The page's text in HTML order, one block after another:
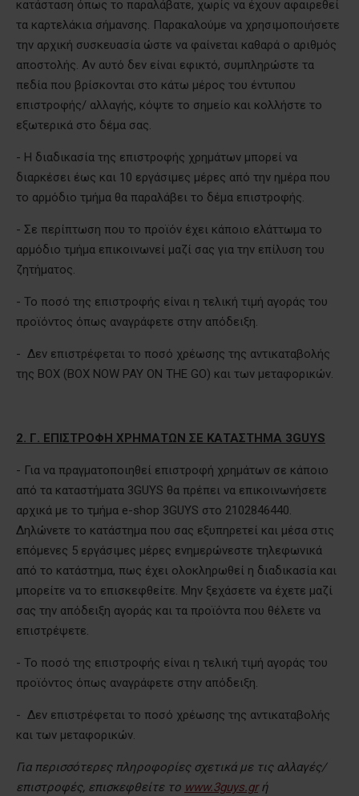
κατάσταση όπως το παραλάβατε, χωρίς να έχουν αφαιρεθεί
τα καρτελάκια σήμανσης. Παρακαλούμε να χρησιμοποιήσετε
την αρχική συσκευασία ώστε να φαίνεται καθαρά ο αριθμός
αποστολής. Αν αυτό δεν είναι εφικτό, συμπληρώστε τα
πεδία που βρίσκονται στο κάτω μέρος του έντυπου
επιστροφής/ αλλαγής, κόψτε το σημείο και κολλήστε το
εξωτερικά στο δέμα σας.
- Η διαδικασία της επιστροφής χρημάτων μπορεί να
διαρκέσει έως και 10 εργάσιμες μέρες από την ημέρα που
το αρμόδιο τμήμα θα παραλάβει το δέμα επιστροφής.
- Σε περίπτωση που το προϊόν έχει κάποιο ελάττωμα το
αρμόδιο τμήμα επικοινωνεί μαζί σας για την επίλυση του
ζητήματος.
- Το ποσό της επιστροφής είναι η τελική τιμή αγοράς του
προϊόντος όπως αναγράφετε στην απόδειξη.
- Δεν επιστρέφεται το ποσό χρέωσης της αντικαταβολής
της BOX (BOX NOW PAY ON THE GO) και των μεταφορικών.
2. Γ. ΕΠΙΣΤΡΟΦΗ ΧΡΗΜΑΤΩΝ ΣΕ ΚΑΤΑΣΤΗΜΑ 3GUYS
- Για να πραγματοποιηθεί επιστροφή χρημάτων σε κάποιο
από τα καταστήματα 3GUYS θα πρέπει να επικοινωνήσετε
αρχικά με το τμήμα e-shop 3GUYS στο 2102846440.
Δηλώνετε το κατάστημα που σας εξυπηρετεί και μέσα στις
επόμενες 5 εργάσιμες μέρες ενημερώνεστε τηλεφωνικά
από το κατάστημα, πως έχει ολοκληρωθεί η διαδικασία και
μπορείτε να το επισκεφθείτε. Μην ξεχάσετε να έχετε μαζί
σας την απόδειξη αγοράς και τα προϊόντα που θέλετε να
επιστρέψετε.
- Το ποσό της επιστροφής είναι η τελική τιμή αγοράς του
προϊόντος όπως αναγράφετε στην απόδειξη.
- Δεν επιστρέφεται το ποσό χρέωσης της αντικαταβολής
και των μεταφορικών.
Για περισσότερες πληροφορίες σχετικά με τις αλλαγές/
επιστροφές, επισκεφθείτε το www.3guys.grή